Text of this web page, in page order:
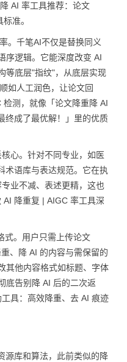
AI 率工具推荐：论文
准。
。千笔AI不仅是替换同义
序逻辑。它能深度改变 AI
等底层"指纹"，从底层实现
如人工润色，让论文回
测，就像「论文降重降 AI
终成了最优解！」里的优质
心。针对不同专业，如医
术语库与表达规范。它在执
业不减、表述更精，这也
降重复 | AIGC 率工具深
式。用户只需上传论文
、降 AI 的内容与需保留的
其他内容格式如标题、字体
底告别降 AI 后的二次返
具：高效降重、去 AI 痕迹
源库和算法，此前类似的降